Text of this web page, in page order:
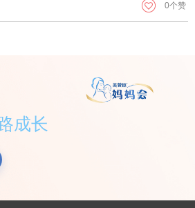
0个赞
成长